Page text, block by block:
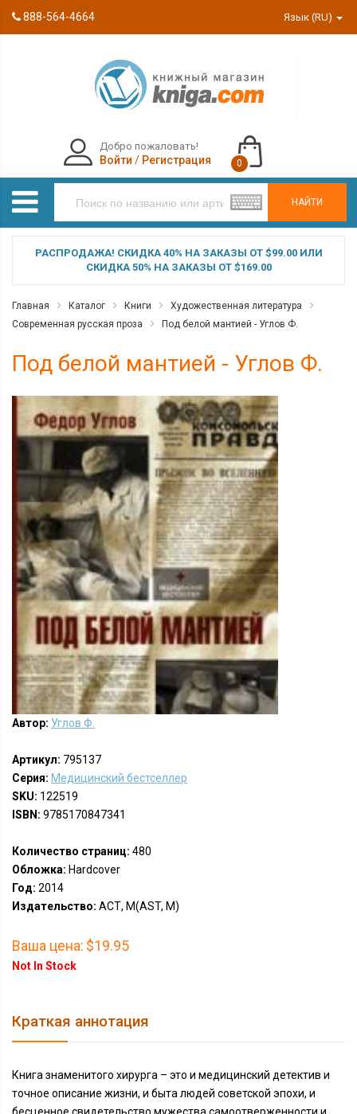
888-564-4664 Язык (RU)
НАЙТИ
Добро пожаловать!
Войти / Регистрация 0
РАСПРОДАЖА! СКИДКА 40% НА ЗАКАЗЫ ОТ $99.00 ИЛИ
СКИДКА 50% НА ЗАКАЗЫ ОТ $169.00
Главная Каталог Книги
Художественная литература
Современная русская проза
Под белой мантией - Углов Ф.
Под белой мантией - Углов Ф.
Автор: Углов Ф.
Артикул: 795137
Серия: Медицинский бестселлер
SKU: 122519
ISBN: 9785170847341
Количество страниц: 480
Обложка: Hardcover
Год: 2014
Издательство: АСТ, М(AST, M)
Ваша цена: $19.95
Not In Stock
Краткая аннотация
Книга знаменитого хирурга – это и медицинский детектив и
точное описание жизни, и быта людей советской эпохи, и